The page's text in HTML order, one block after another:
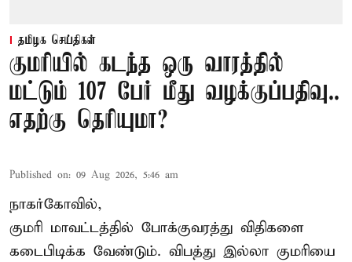
தமிழக செய்திகள்
குமரியில் கடந்த ஒரு வாரத்தில்
மட்டும் 107 பேர் மீது வழக்குப்பதிவு..
எதற்கு தெரியுமா?
Published on: 09 Aug 2026, 5:46 am
நாகர்கோவில்,
குமரி மாவட்டத்தில் போக்குவரத்து விதிகளை
கடைபிடிக்க வேண்டும். விபத்து இல்லா குமரியை